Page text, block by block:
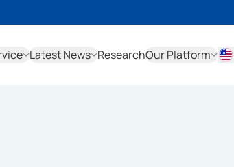
Latest News ResearchOur Platform